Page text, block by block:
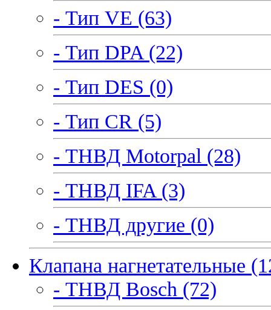
- Тип VE (63)
- Тип DPA (22)
- Тип DES (0)
- Тип CR (5)
- ТНВД Motorpal (28)
- ТНВД IFA (3)
- ТНВД другие (0)
Клапана нагнетательные
- ТНВД Bosch (72)